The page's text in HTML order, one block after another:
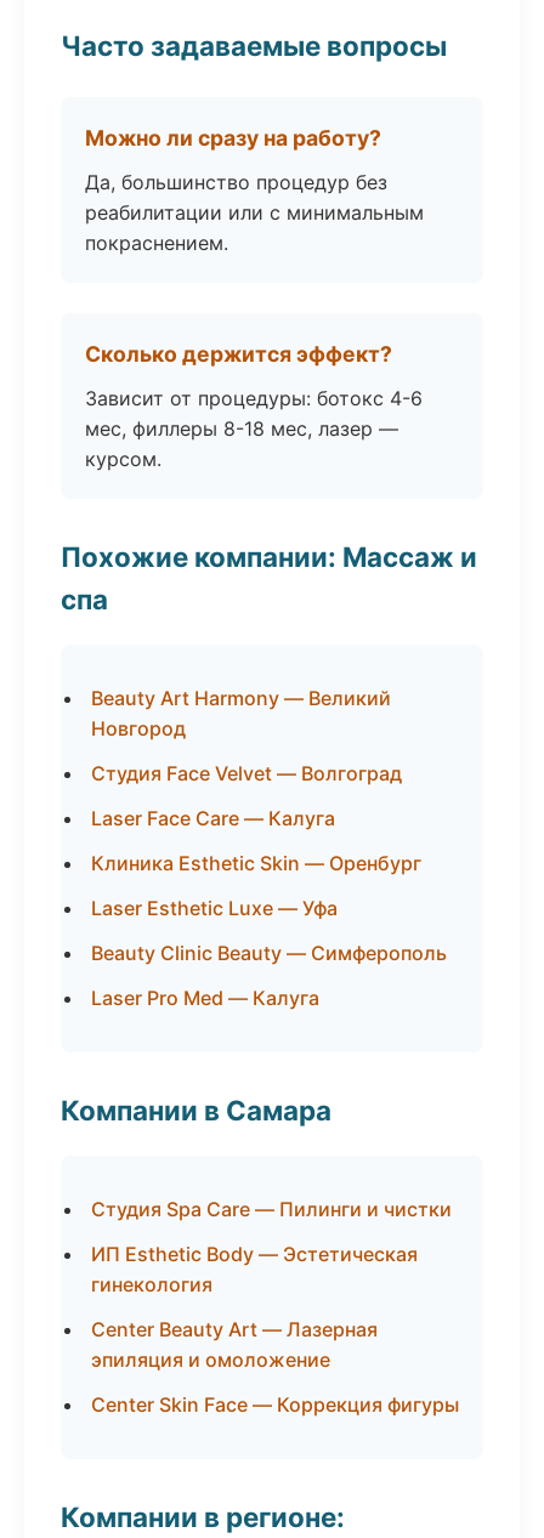
Часто задаваемые вопросы
Можно ли сразу на работу?
Да, большинство процедур без
реабилитации или с минимальным
покраснением.
Сколько держится эффект?
Зависит от процедуры: ботокс 4-6
мес, филлеры 8-18 мес, лазер —
курсом.
Похожие компании: Массаж и
спа
Beauty Art Harmony — Великий
Новгород
Студия Face Velvet — Волгоград
Laser Face Care — Калуга
Клиника Esthetic Skin — Оренбург
Laser Esthetic Luxe — Уфа
Beauty Clinic Beauty — Симферополь
Laser Pro Med — Калуга
Компании в Самара
Студия Spa Care — Пилинги и чистки
ИП Esthetic Body — Эстетическая
гинекология
Center Beauty Art — Лазерная
эпиляция и омоложение
Center Skin Face — Коррекция фигуры
Компании в регионе: